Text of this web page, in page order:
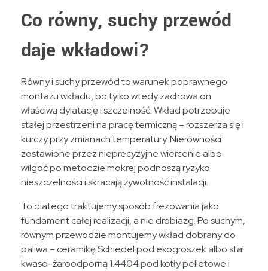
Co równy, suchy przewód
daje wkładowi?
Równy i suchy przewód to warunek poprawnego
montażu wkładu, bo tylko wtedy zachowa on
właściwą dylatację i szczelność. Wkład potrzebuje
stałej przestrzeni na pracę termiczną – rozszerza się i
kurczy przy zmianach temperatury. Nierówności
zostawione przez nieprecyzyjne wiercenie albo
wilgoć po metodzie mokrej podnoszą ryzyko
nieszczelności i skracają żywotność instalacji.
To dlatego traktujemy sposób frezowania jako
fundament całej realizacji, a nie drobiazg. Po suchym,
równym przewodzie montujemy wkład dobrany do
paliwa – ceramikę Schiedel pod ekogroszek albo stal
kwaso-żaroodporną 1.4404 pod kotły pelletowe i